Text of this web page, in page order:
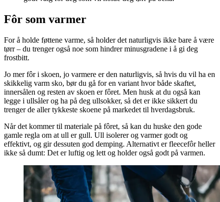
Fôr som varmer
For å holde føttene varme, så holder det naturligvis ikke bare å være
tørr – du trenger også noe som hindrer minusgradene i å gi deg
frostbitt.
Jo mer fôr i skoen, jo varmere er den naturligvis, så hvis du vil ha en
skikkelig varm sko, bør du gå for en variant hvor både skaftet,
innersålen og resten av skoen er fôret. Men husk at du også kan
legge i ullsåler og ha på deg ullsokker, så det er ikke sikkert du
trenger de aller tykkeste skoene på markedet til hverdagsbruk.
Når det kommer til materiale på fôret, så kan du huske den gode
gamle regla om at ull er gull. Ull isolerer og varmer godt og
effektivt, og gir dessuten god demping. Alternativt er fleecefôr heller
ikke så dumt: Det er luftig og lett og holder også godt på varmen.